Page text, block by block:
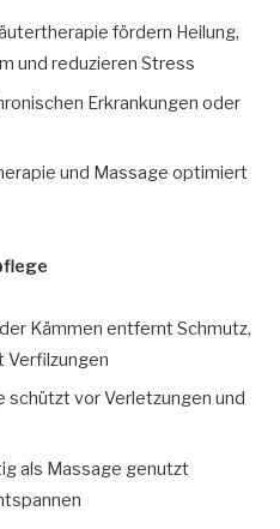
fördern Heilung,
und reduzieren Stress
Erkrankungen oder
und Massage optimiert
Kämmen entfernt Schmutz,
Verfilzungen
schützt vor Verletzungen und
als Massage genutzt